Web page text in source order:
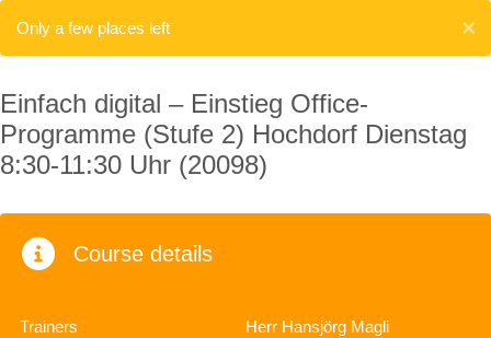
×
Only a few places left
Einfach digital – Einstieg Office-
Programme (Stufe 2) Hochdorf Dienstag
8:30-11:30 Uhr (20098)
Course details
Trainers Herr Hansjörg Magli